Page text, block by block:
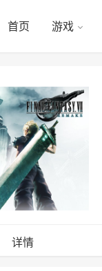
首页 游戏
详情